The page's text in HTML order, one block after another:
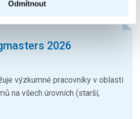
Odmítnout
2026
výzkumné pracovníky v oblasti
na všech úrovních (starší,